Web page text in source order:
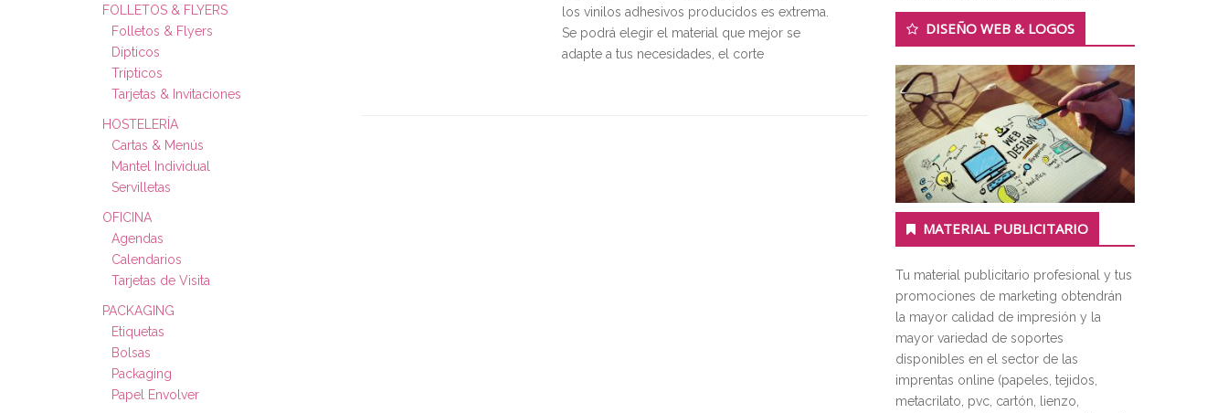
FOLLETOS & FLYERS
Folletos & Flyers
Dípticos
Trípticos
Tarjetas & Invitaciones
HOSTELERÍA
Cartas & Menús
Mantel Individual
Servilletas
OFICINA
Agendas
Calendarios
Tarjetas de Visita
PACKAGING
Etiquetas
Bolsas
Packaging
Papel Envolver
los vinilos adhesivos producidos es extrema.
Se podrá elegir el material que mejor se
adapte a tus necesidades, el corte
DISEÑO WEB & LOGOS
MATERIAL PUBLICITARIO
Tu material publicitario profesional y tus
promociones de marketing obtendrán
la mayor calidad de impresión y la
mayor variedad de soportes
disponibles en el sector de las
imprentas online (papeles, tejidos,
metacrilato, pvc, cartón, lienzo,